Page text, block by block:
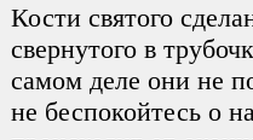
Кости святого
свернутого в
самом деле они не
не беспокойтесь о